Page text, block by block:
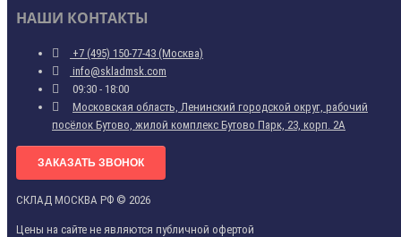
НАШИ КОНТАКТЫ
+7 (495) 150-77-43 (Москва)
info@skladmsk.com
09:30 - 18:00
Московская область, Ленинский городской округ, рабочий
посёлок Бутово, жилой комплекс Бутово Парк, 23, корп. 2А
ЗАКАЗАТЬ ЗВОНОК
СКЛАД МОСКВА РФ © 2026
Цены на сайте не являются публичной офертой